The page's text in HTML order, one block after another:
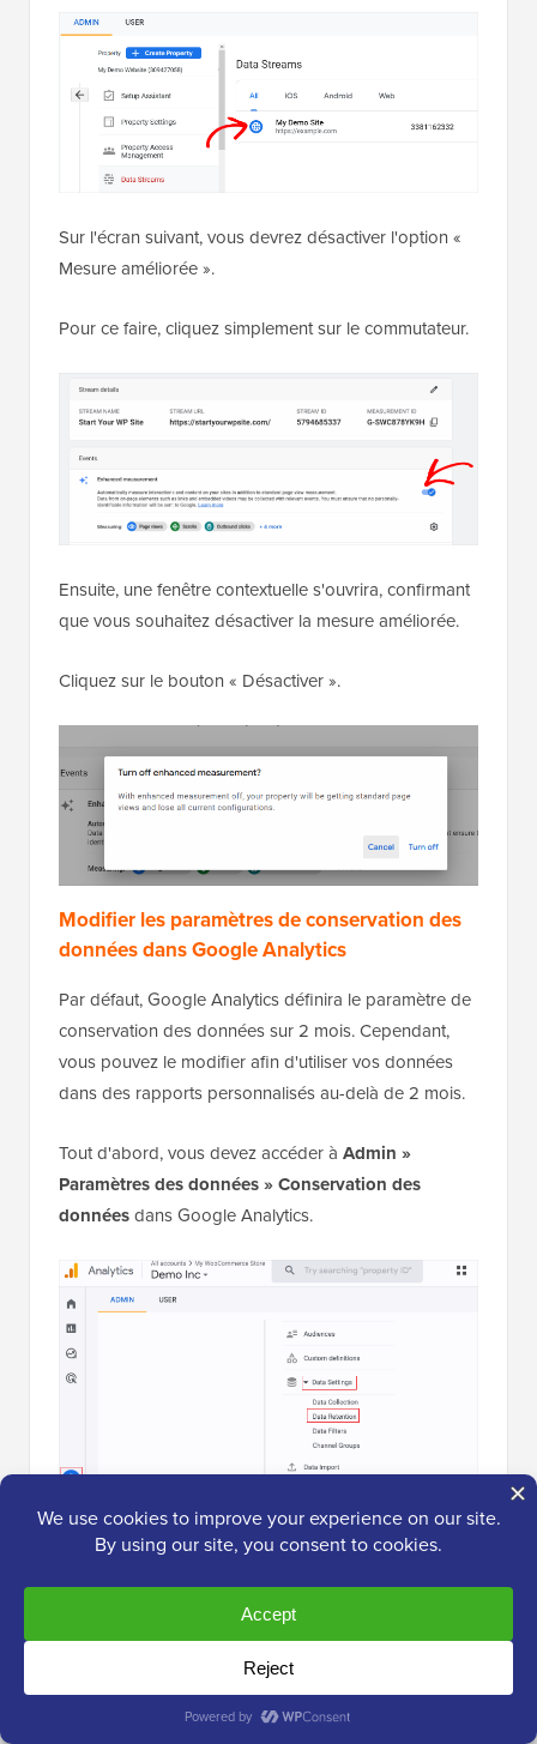
Sur l'écran suivant, vous devrez désactiver l'option «
Mesure améliorée ».
Pour ce faire, cliquez simplement sur le commutateur.
Ensuite, une fenêtre contextuelle s'ouvrira, confirmant
que vous souhaitez désactiver la mesure améliorée.
Cliquez sur le bouton « Désactiver ».
Modifier les paramètres de conservation des
données dans Google Analytics
Par défaut, Google Analytics définira le paramètre de
conservation des données sur 2 mois. Cependant,
vous pouvez le modifier afin d'utiliser vos données
dans des rapports personnalisés au-delà de 2 mois.
Tout d'abord, vous devez accéder à Admin »
Paramètres des données » Conservation des
donnéesdans Google Analytics.
Ensuite, vous pouvez cliquer sur le menu déroulant «
À partir de là, sélectionnez simplement l'option « 14
mois » et cliquez sur le bouton « Enregistrer ».